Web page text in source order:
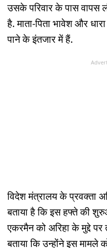
उसके परिवार के पास वापस
है. माता-पिता भावेश और
पाने के इंतजार में हैं.
विदेश मंत्रालय के प्रवक्ता
बताया है कि इस हफ्ते की
एकरमैन को अरिहा के मुद्दे पर
बताया कि उन्होंने इस मामले